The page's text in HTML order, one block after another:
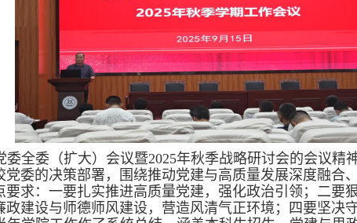
委全委（扩大）会议暨2025年秋季战略研讨会的会议精
党委的决策部署，围绕推动党建与高质量发展深度融合
求：一要扎实推进高质量党建，强化政治引领；二要
建设与师德师风建设，营造风清气正环境；四要坚决